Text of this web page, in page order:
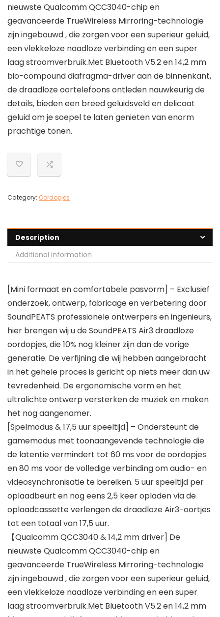
nieuwste Qualcomm QCC3040-chip en
geavanceerde TrueWireless Mirroring-technologie
zijn ingebouwd , die zorgen voor een superieur geluid,
een vlekkeloze naadloze verbinding en een super
laag stroomverbruik.Met Bluetooth V5.2 en 14,2 mm
bio-compound diafragma-driver aan de binnenkant,
de draadloze oortelefoons ontleden nauwkeurig de
details, bieden een breed geluidsveld en delicaat
geluid om je soepel te laten genieten van enorm
prachtige tonen.
Category: Oordopjes
Description
Additional information
[Mini formaat en comfortabele pasvorm] – Exclusief
onderzoek, ontwerp, fabricage en verbetering door
SoundPEATS professionele ontwerpers en ingenieurs,
hier brengen wij u de SoundPEATS Air3 draadloze
oordopjes, die 10% nog kleiner zijn dan de vorige
generatie. De verfijning die wij hebben aangebracht
in het gehele proces is gericht op niets meer dan uw
tevredenheid. De ergonomische vorm en het
ultralichte ontwerp versterken de muziek en maken
het nog aangenamer.
[Spelmodus & 17,5 uur speeltijd] – Ondersteunt de
gamemodus met toonaangevende technologie die
de latentie vermindert tot 60 ms voor de oordopjes
en 80 ms voor de volledige verbinding om audio- en
videosynchronisatie te bereiken. 5 uur speeltijd per
oplaadbeurt en nog eens 2,5 keer opladen via de
oplaadcassette verlengen de draadloze Air3-oortjes
tot een totaal van 17,5 uur.
【Qualcomm QCC3040 & 14,2 mm driver] De
nieuwste Qualcomm QCC3040-chip en
geavanceerde TrueWireless Mirroring-technologie
zijn ingebouwd , die zorgen voor een superieur geluid,
een vlekkeloze naadloze verbinding en een super
laag stroomverbruik.Met Bluetooth V5.2 en 14,2 mm